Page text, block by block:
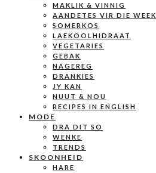
MAKLIK & VINNIG
AANDETES VIR DIE WEEK
SOMERKOS
LAEKOOLHIDRAAT
VEGETARIES
GEBAK
NAGEREG
DRANKIES
JY KAN
NUUT & NOU
RECIPES IN ENGLISH
MODE
DRA DIT SO
WENKE
TRENDS
SKOONHEID
HARE